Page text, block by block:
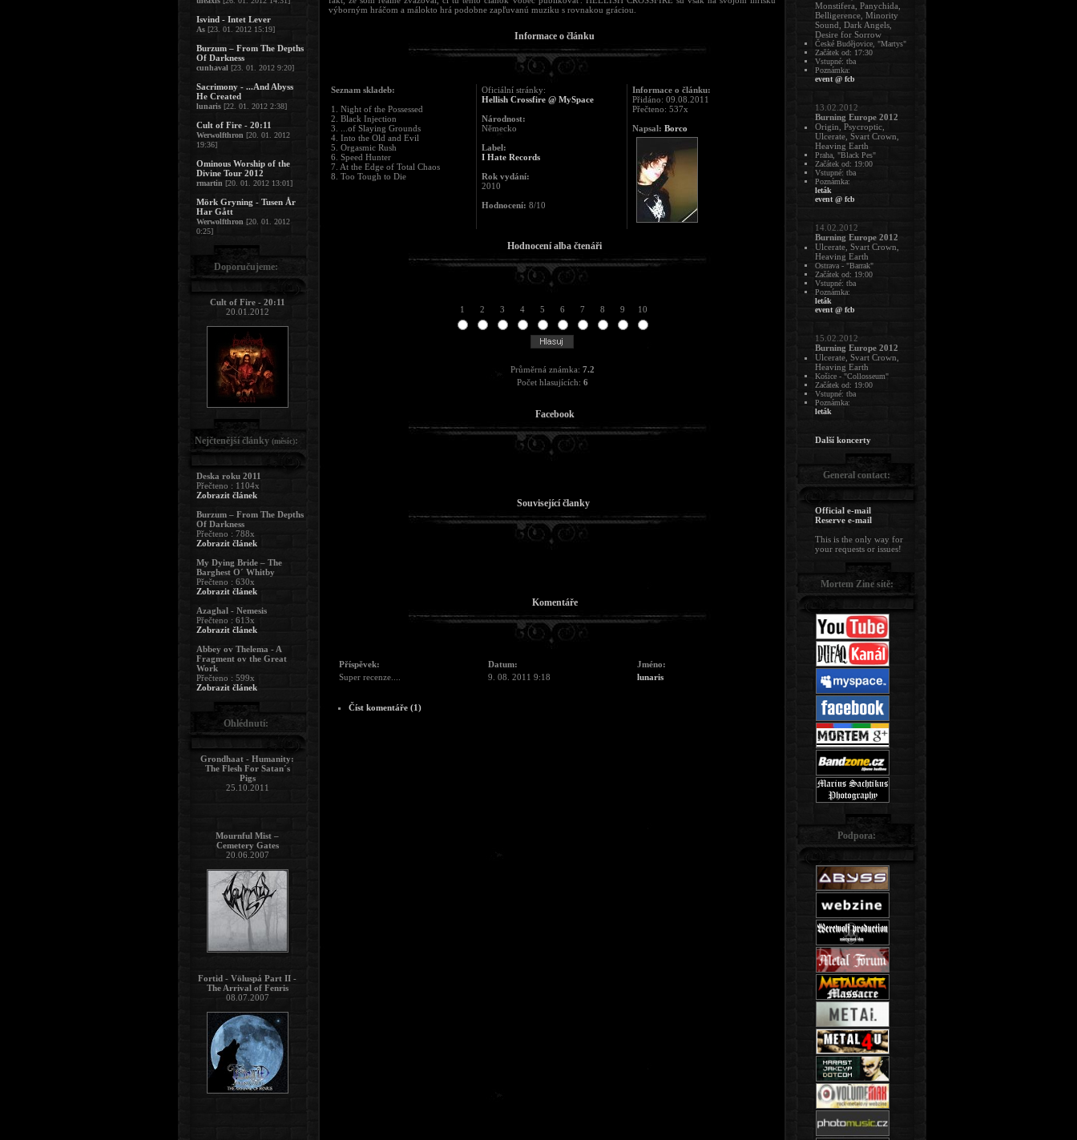
výborným hráčom a málokto hrá podobne zapľuvanú muziku s rovnakou gráciou.
Informace o článku
Seznam skladeb:
1. Night of the Possessed
2. Black Injection
3. ...of Slaying Grounds
4. Into the Old and Evil
5. Orgasmic Rush
6. Speed Hunter
7. At the Edge of Total Chaos
8. Too Tough to Die
Oficiální stránky:
Hellish Crossfire @ MySpace
Národnost:
Německo
Label:
I Hate Records
Rok vydání:
2010
Hodnocení: 8/10
Informace o článku:
Přidáno: 09.08.2011
Přečteno: 537x
Napsal: Borco
Hodnocení alba čtenáři
1 2 3 4 5 6 7 8 9 10
Průměrná známka: 7.2
Počet hlasujících: 6
Facebook
Související članky
Komentáře
Příspěvek: Datum:
Jméno:
Super recenze....
9. 08. 2011 9:18 lunaris
Číst komentáře (1)
Isvind - Intet Lever
As [23. 01. 2012 15:19]
Burzum – From The Depths
Of Darkness
cunhaval [23. 01. 2012 9:20]
Sacrimony - ...And Abyss
He Created
lunaris [22. 01. 2012 2:38]
Cult of Fire - 20:11
Werwolfthron [20. 01. 2012
19:36]
Ominous Worship of the
Divine Tour 2012
rmartin [20. 01. 2012 13:01]
Mörk Gryning - Tusen År
Har Gått
Werwolfthron [20. 01. 2012
0:25]
Doporučujeme:
Cult of Fire - 20:11
20.01.2012
Nejčtenější články (měsíc):
Deska roku 2011
Přečteno : 1104x
Zobrazit článek
Burzum – From The Depths
Of Darkness
Přečteno : 788x
Zobrazit článek
My Dying Bride – The
Barghest O´ Whitby
Přečteno : 630x
Zobrazit článek
Azaghal - Nemesis
Přečteno : 613x
Zobrazit článek
Abbey ov Thelema - A
Fragment ov the Great
Work
Přečteno : 599x
Zobrazit článek
Ohlédnutí:
Grondhaat - Humanity:
The Flesh For Satan´s
Pigs
25.10.2011
Mournful Mist –
Cemetery Gates
20.06.2007
Fortid - Völuspá Part II -
The Arrival of Fenris
08.07.2007
Monstifera, Panychida,
Belligerence, Minority
Sound, Dark Angels,
Desire for Sorrow
České Budějovice, "Martys"
Začátek od: 17:30
Vstupné: tba
Poznámka:
event @ fcb
13.02.2012
Burning Europe 2012
Origin, Psycroptic,
Ulcerate, Svart Crown,
Heaving Earth
Praha, "Black Pes"
Začátek od: 19:00
Vstupné: tba
Poznámka:
leták
event @ fcb
14.02.2012
Burning Europe 2012
Ulcerate, Svart Crown,
Heaving Earth
Ostrava - "Barrak"
Začátek od: 19:00
Vstupné: tba
Poznámka:
leták
event @ fcb
15.02.2012
Burning Europe 2012
Ulcerate, Svart Crown,
Heaving Earth
Košice - "Collosseum"
Začátek od: 19:00
Vstupné: tba
Poznámka:
leták
Další koncerty
General contact:
Official e-mail
Reserve e-mail
This is the only way for
your requests or issues!
Mortem Zine sítě:
Podpora: